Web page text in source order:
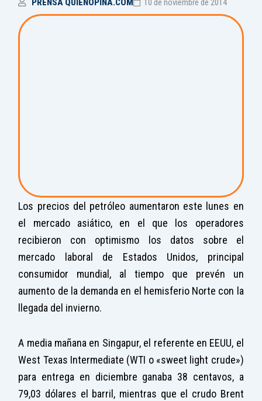
Los precios del petróleo aumentaron este lunes en
el mercado asiático, en el que los operadores
recibieron con optimismo los datos sobre el
mercado laboral de Estados Unidos, principal
consumidor mundial, al tiempo que prevén un
aumento de la demanda en el hemisferio Norte con la
llegada del invierno.
A media mañana en Singapur, el referente en EEUU, el
West Texas Intermediate (WTI o «sweet light crude»)
para entrega en diciembre ganaba 38 centavos, a
79,03 dólares el barril, mientras que el crudo Brent